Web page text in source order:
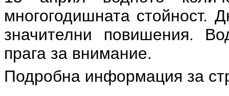
многогодишната
значителни повишения.
прага за внимание.
Подробна информация за